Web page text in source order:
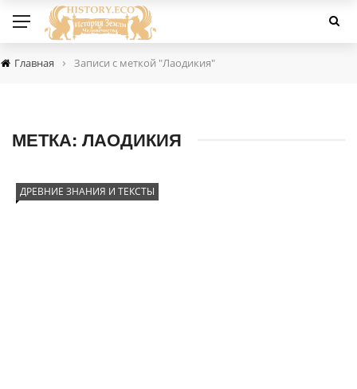
Главная › Записи с меткой "Лаодикия"
МЕТКА: ЛАОДИКИЯ
ДРЕВНИЕ ЗНАНИЯ И ТЕКСТЫ